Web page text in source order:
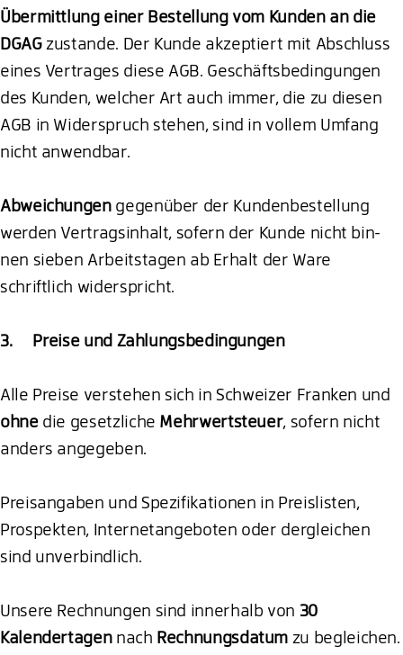
Übermittlung einer Bestellung vom Kunden an die
DGAG zustande. Der Kunde akzeptiert mit Abschluss
eines Vertrages diese AGB. Geschäftsbedingungen
des Kunden, welcher Art auch immer, die zu diesen
AGB in Widerspruch stehen, sind in vollem Umfang
nicht anwendbar.
Abweichungen gegenüber der Kundenbestellung
werden Vertragsinhalt, sofern der Kunde nicht bin-
nen sieben Arbeitstagen ab Erhalt der Ware
schriftlich widerspricht.
3. Preise und Zahlungsbedingungen
Alle Preise verstehen sich in Schweizer Franken und
ohne die gesetzliche Mehrwertsteuer, sofern nicht
anders angegeben.
Preisangaben und Spezifikationen in Preislisten,
Prospekten, Internetangeboten oder dergleichen
sind unverbindlich.
Unsere Rechnungen sind innerhalb von 30
Kalendertagen nach Rechnungsdatum zu begleichen.